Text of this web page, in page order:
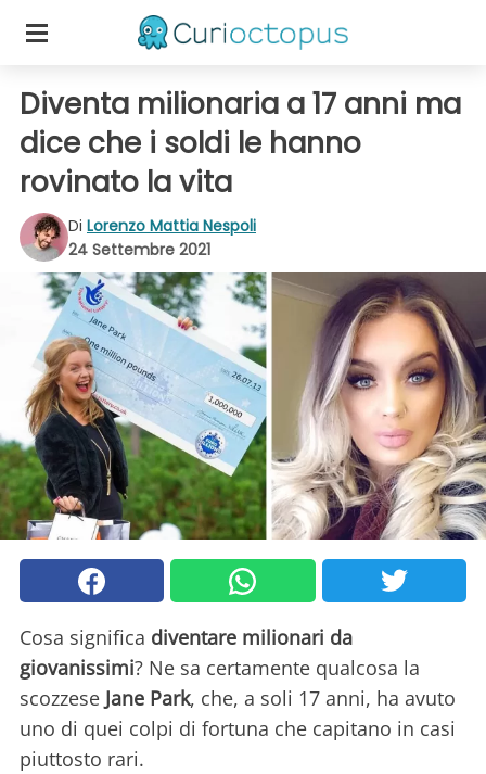
Diventa milionaria a 17 anni ma
dice che i soldi le hanno
rovinato la vita
Di Lorenzo Mattia Nespoli
24 Settembre 2021
Cosa significa diventare milionari da
giovanissimi? Ne sa certamente qualcosa la
scozzese Jane Park, che, a soli 17 anni, ha avuto
uno di quei colpi di fortuna che capitano in casi
piuttosto rari.